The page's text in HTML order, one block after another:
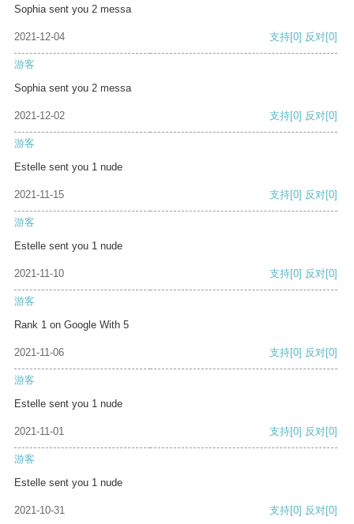
Sophia sent you 2 messa
2021-12-04 支持[0] 反对[0]
游客
Sophia sent you 2 messa
2021-12-02 支持[0] 反对[0]
游客
Estelle sent you 1 nude
2021-11-15 支持[0] 反对[0]
游客
Estelle sent you 1 nude
2021-11-10 支持[0] 反对[0]
游客
Rank 1 on Google With 5
2021-11-06 支持[0] 反对[0]
游客
Estelle sent you 1 nude
2021-11-01 支持[0] 反对[0]
游客
Estelle sent you 1 nude
2021-10-31 支持[0] 反对[0]